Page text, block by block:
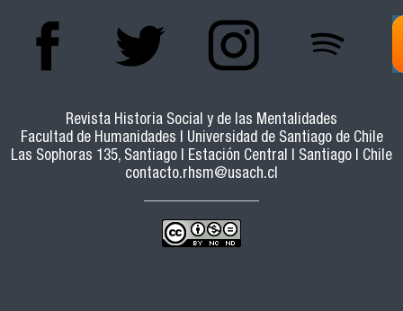
Revista Historia Social y de las Mentalidades
Facultad de Humanidades | Universidad de Santiago de Chile
Las Sophoras 135, Santiago | Estación Central | Santiago | Chile
contacto.rhsm@usach.cl